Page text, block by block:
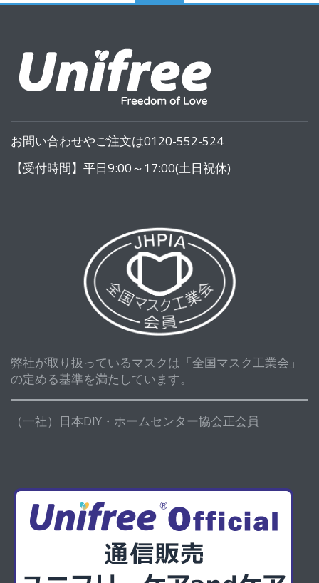
お問い合わせやご注文は0120-552-524
【受付時間】平日9:00～17:00(土日祝休)
弊社が取り扱っているマスクは「全国マスク工業会」
の定める基準を満たしています。
（一社）日本DIY・ホームセンター協会正会員